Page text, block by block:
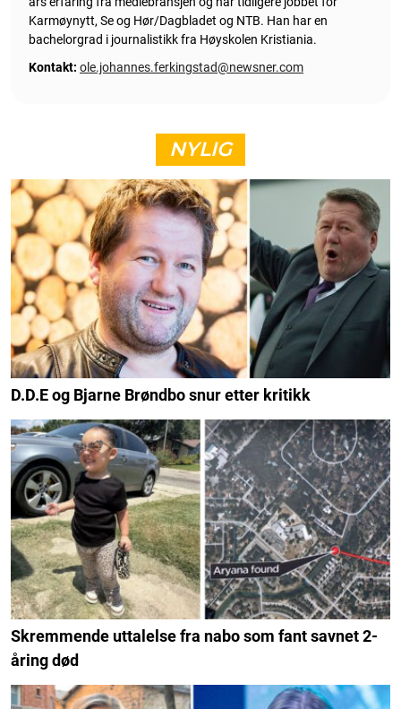
Karmøynytt, Se og Hør/Dagbladet og NTB. Han har en
bachelorgrad i journalistikk fra Høyskolen Kristiania.
Kontakt: ole.johannes.ferkingstad@newsner.com
NYLIG
D.D.E og Bjarne Brøndbo snur etter kritikk
Skremmende uttalelse fra nabo som fant savnet 2-
åring død